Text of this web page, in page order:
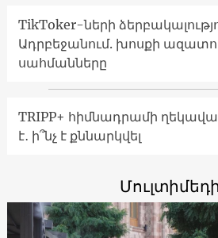
TikToker-ների
Ադրբեջանում. խոսքի
սահմանները
TRIPP+ հիմնադրամի
է․ ի՞նչ է քննարկվել